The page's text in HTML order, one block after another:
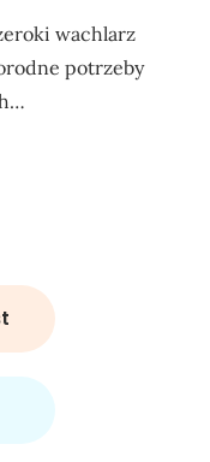
wachlarz
potrzeby